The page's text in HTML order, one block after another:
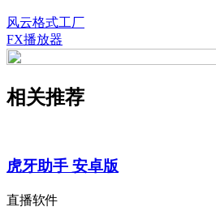
风云格式工厂
FX播放器
相关推荐
虎牙助手 安卓版
直播软件